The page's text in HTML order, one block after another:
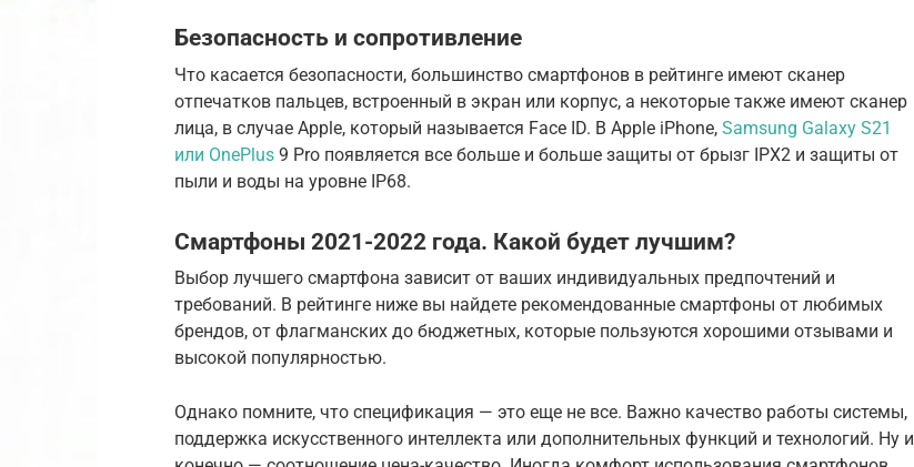
Безопасность и сопротивление
Что касается безопасности, большинство смартфонов в рейтинге имеют сканер
отпечатков пальцев, встроенный в экран или корпус, а некоторые также имеют сканер
лица, в случае Apple, который называется Face ID. В Apple iPhone, Samsung Galaxy S21
или OnePlus 9 Pro появляется все больше и больше защиты от брызг IPX2 и защиты от
пыли и воды на уровне IP68.
Смартфоны 2021-2022 года. Какой будет лучшим?
Выбор лучшего смартфона зависит от ваших индивидуальных предпочтений и
требований. В рейтинге ниже вы найдете рекомендованные смартфоны от любимых
брендов, от флагманских до бюджетных, которые пользуются хорошими отзывами и
высокой популярностью.
Однако помните, что спецификация — это еще не все. Важно качество работы системы,
поддержка искусственного интеллекта или дополнительных функций и технологий. Ну и